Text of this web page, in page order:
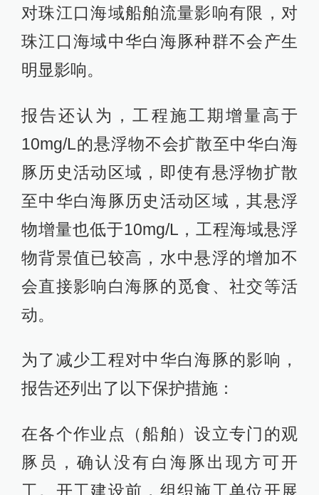
对珠江口海域船舶流量影响有限，对
珠江口海域中华白海豚种群不会产生
明显影响。
报告还认为，工程施工期增量高于
10mg/L的悬浮物不会扩散至中华白海
豚历史活动区域，即使有悬浮物扩散
至中华白海豚历史活动区域，其悬浮
物增量也低于10mg/L，工程海域悬浮
物背景值已较高，水中悬浮的增加不
会直接影响白海豚的觅食、社交等活
动。
为了减少工程对中华白海豚的影响，
报告还列出了以下保护措施：
在各个作业点（船舶）设立专门的观
豚员，确认没有白海豚出现方可开
工。开工建设前，组织施工单位开展